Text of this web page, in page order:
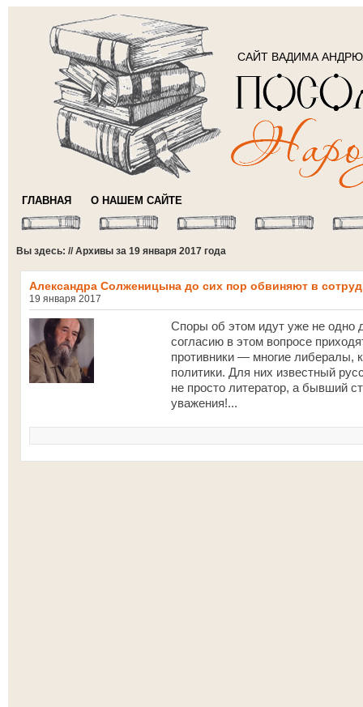
САЙТ ВАДИМА
ГЛАВНАЯ О НАШЕМ САЙТЕ
Вы здесь: // Архивы за 19 января 2017 года
Александра Солженицына до сих пор обвиняют в
19 января 2017
Споры об этом идут уже не одно
согласию в этом вопросе
противники — многие либералы,
политики. Для них известный
не просто литератор, а бывший
уважения!...